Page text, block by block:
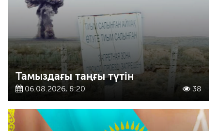
Тамыздағы таңғы түтін
06.08.2026, 8:20 38